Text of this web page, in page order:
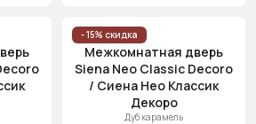
- 15% скидка
Межкомнатная дверь
Siena Neo Classic Decoro
/ Сиена Нео Классик
Декоро
Дуб карамель